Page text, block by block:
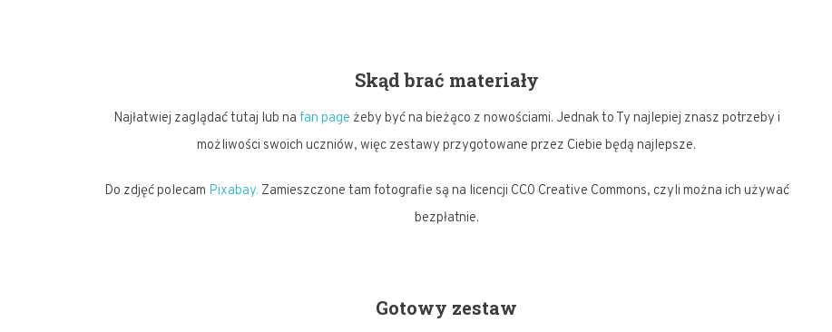
Skąd brać materiały
Najłatwiej zaglądać tutaj lub na fan page żeby być na bieżąco z nowościami. Jednak to Ty najlepiej znasz potrzeby i
możliwości swoich uczniów, więc zestawy przygotowane przez Ciebie będą najlepsze.
Do zdjęć polecam Pixabay. Zamieszczone tam fotografie są na licencji CC0 Creative Commons, czyli można ich używać
bezpłatnie.
Gotowy zestaw